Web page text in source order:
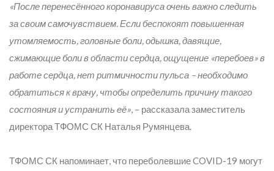
«После перенесённого коронавируса очень важно следить
за своим самочувствием. Если беспокоят повышенная
утомляемость, головные боли, одышка, давящие,
сжимающие боли в области сердца, ощущение «перебоев» в
работе сердца, нет ритмичности пульса – необходимо
обратиться к врачу, чтобы определить причину такого
состояния и устранить её», – рассказала заместитель
директора ТФОМС СК Наталья Румянцева.
ТФОМС СК напоминает, что переболевшие COVID-19 могут